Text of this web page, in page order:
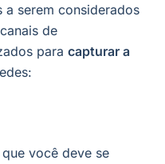
serem considerados
de
para capturar a
você deve se